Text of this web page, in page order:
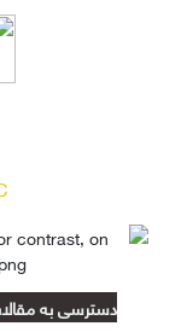
دسترسی به